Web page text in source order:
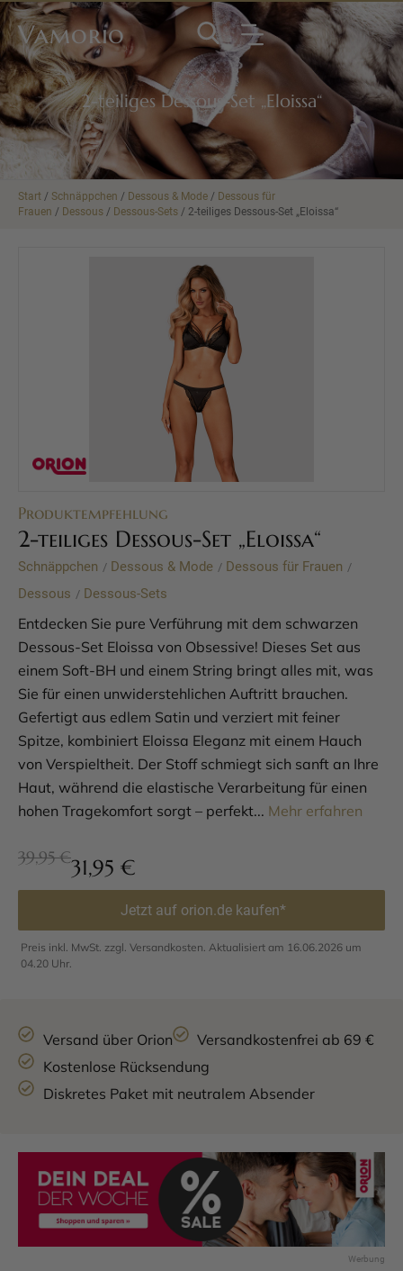
Vamorio
2-teiliges Dessous-Set „Eloissa“
Start / Schnäppchen / Dessous & Mode / Dessous für
Frauen / Dessous / Dessous-Sets / 2-teiliges Dessous-Set „Eloissa“
Produktempfehlung
2-teiliges Dessous-Set „Eloissa“
Schnäppchen / Dessous & Mode / Dessous für Frauen /
Dessous / Dessous-Sets
Entdecken Sie pure Verführung mit dem schwarzen
Dessous-Set Eloissa von Obsessive! Dieses Set aus
einem Soft-BH und einem String bringt alles mit, was
Sie für einen unwiderstehlichen Auftritt brauchen.
Gefertigt aus edlem Satin und verziert mit feiner
Spitze, kombiniert Eloissa Eleganz mit einem Hauch
von Verspieltheit. Der Stoff schmiegt sich sanft an Ihre
Haut, während die elastische Verarbeitung für einen
hohen Tragekomfort sorgt – perfekt... Mehr erfahren
39,95 €31,95 €
Jetzt auf orion.de kaufen*
Preis inkl. MwSt. zzgl. Versandkosten. Aktualisiert am 16.06.2026 um
04.20 Uhr.
Versand über Orion
Versandkostenfrei ab 69 €
Kostenlose Rücksendung
Diskretes Paket mit neutralem Absender